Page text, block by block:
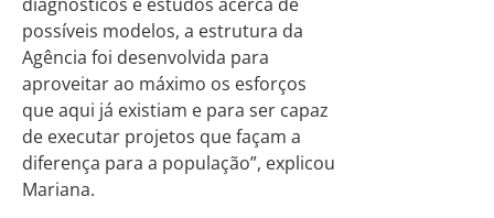
possíveis modelos, a estrutura da
Agência foi desenvolvida para
aproveitar ao máximo os esforços
que aqui já existiam e para ser capaz
de executar projetos que façam a
diferença para a população”, explicou
Mariana.